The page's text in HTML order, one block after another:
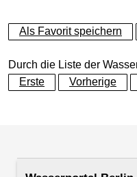
+
−
Als Favorit speichern
Durch die Liste der
Erste
Vorherige